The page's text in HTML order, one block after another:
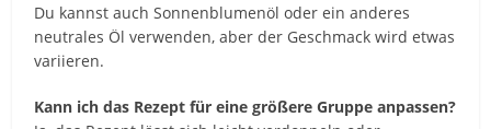
Du kannst auch Sonnenblumenöl oder ein anderes
neutrales Öl verwenden, aber der Geschmack wird etwas
variieren.
Kann ich das Rezept für eine größere Gruppe anpassen?